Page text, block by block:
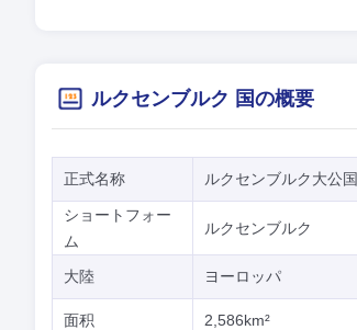
ルクセンブルク 国の概要
正式名称 ルクセンブルク大公国
ショートフォー
ム
ルクセンブルク
大陸 ヨーロッパ
面积 2,586km²